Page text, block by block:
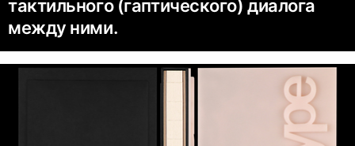
тактильного (гаптического) диалога
между ними.